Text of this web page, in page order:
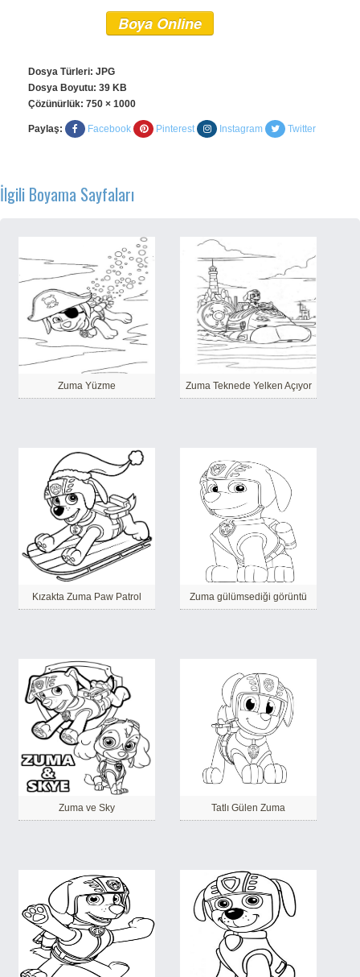
Boya Online
Dosya Türleri: JPG
Dosya Boyutu: 39 KB
Çözünürlük: 750 × 1000
Paylaş: Facebook Pinterest Instagram Twitter
İlgili Boyama Sayfaları
Zuma Yüzme Zuma Teknede Yelken Açıyor
Kızakta Zuma Paw Patrol Zuma gülümsediği görüntü
Zuma ve Sky Tatlı Gülen Zuma